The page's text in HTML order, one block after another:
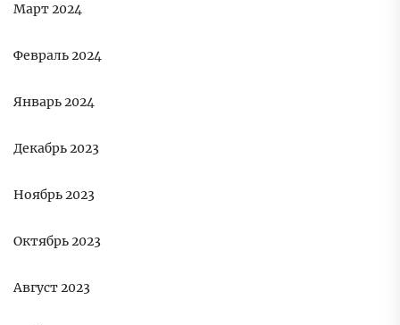
Март 2024
Февраль 2024
Январь 2024
Декабрь 2023
Ноябрь 2023
Октябрь 2023
Август 2023